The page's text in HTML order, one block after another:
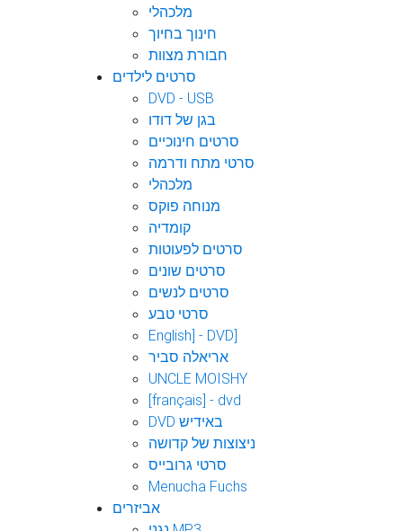
מלכהלי
חינוך בחיוך
חבורת מצוות
סרטים לילדים
DVD - USB
בגן של דודו
סרטים חינוכיים
סרטי מתח ודרמה
מלכהלי
מנוחה פוקס
קומדיה
סרטים לפעוטות
סרטים שונים
סרטים לנשים
סרטי טבע
English] - DVD]
אריאלה סביר
UNCLE MOISHY
[français] - dvd
DVD באידיש
ניצוצות של קדושה
סרטי גרובייס
Menucha Fuchs
אביזרים